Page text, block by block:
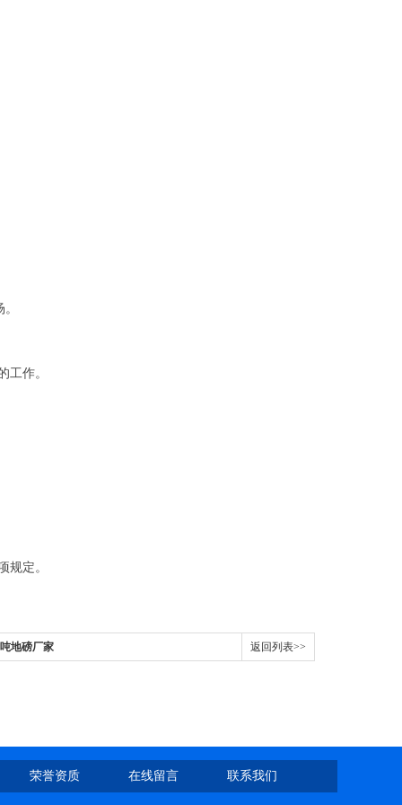
工作。
规定。
地磅厂家 返回列表>>
荣誉资质 在线留言 联系我们